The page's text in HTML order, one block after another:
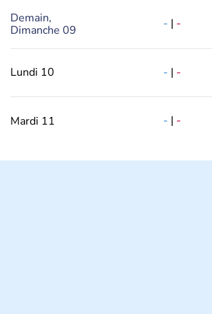
Demain,
Dimanche 09
- | -
Lundi 10 - | -
Mardi 11 - | -